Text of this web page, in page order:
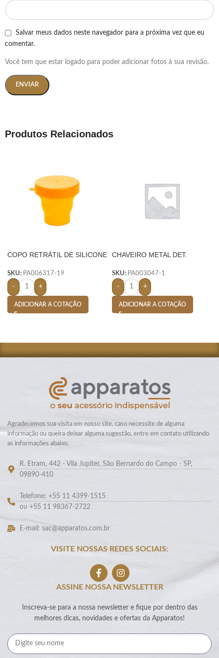
Salvar meus dados neste navegador para a próxima vez que eu
comentar.
Você tem que estar logado para poder adicionar fotos à sua revisão.
Produtos Relacionados
COPO RETRÁTIL DE SILICONE
SKU: PA006317-19
- +
ADICIONAR A COTAÇÃO
CHAVEIRO METAL DET.
SKU: PA003047-1
- +
ADICIONAR A COTAÇÃO
Agradecemos sua visita em nosso site, caso necessite de alguma
informação ou queira deixar alguma sugestão, entre em contato utilizando
as informações abaixo.
R. Etram, 442 - Vila Jupiter, São Bernardo do Campo - SP,
09890-410
Telefone: +55 11 4399-1515
ou +55 11 98367-2722
E-mail: sac@apparatos.com.br
VISITE NOSSAS REDES SOCIAIS:
ASSINE NOSSA NEWSLETTER
Inscreva-se para a nossa newsletter e fique por dentro das
melhores dicas, novidades e ofertas da Apparatos!